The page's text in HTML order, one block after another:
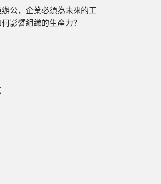
公，企業必須為未來的工
影響組織的生產力？